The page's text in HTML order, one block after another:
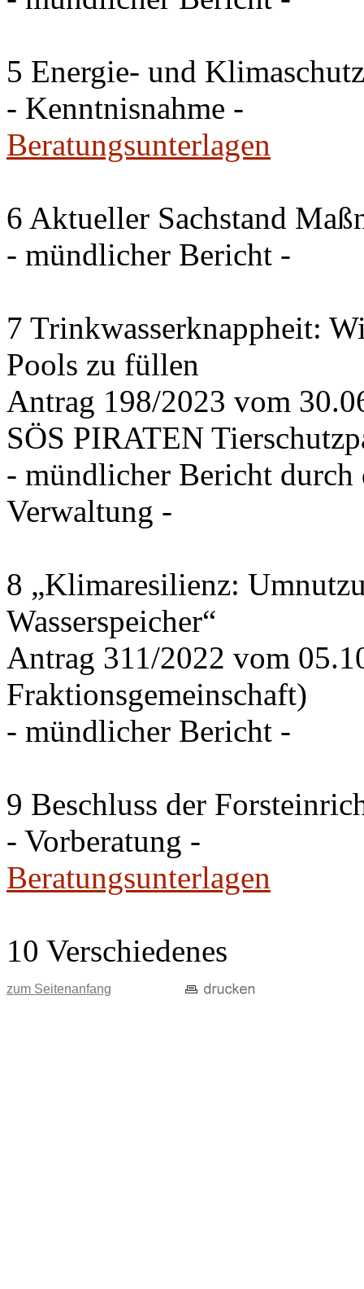
5 Energie- und
- Kenntnisnahme -
Beratungsunterlagen
6 Aktueller Sachstand
- mündlicher Bericht -
7 Trinkwasserknappheit:
Pools zu füllen
Antrag 198/2023 vom
SÖS PIRATEN
- mündlicher Bericht
Verwaltung -
8 „Klimaresilienz:
Wasserspeicher“
Antrag 311/2022 vom
Fraktionsgemeinschaft)
- mündlicher Bericht -
9 Beschluss der
- Vorberatung -
Beratungsunterlagen
10 Verschiedenes
zum Seitenanfang